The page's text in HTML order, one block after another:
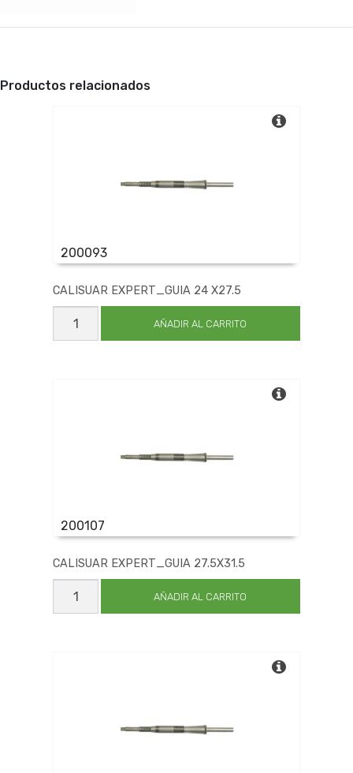
Productos relacionados
200093
CALISUAR EXPERT_GUIA 24 X27.5
CALISUAR
EXPERT_GUIA
24
AÑADIR AL CARRITO
200107
CALISUAR EXPERT_GUIA 27.5X31.5
CALISUAR
EXPERT_GUIA
27.5X31.5
AÑADIR AL CARRITO